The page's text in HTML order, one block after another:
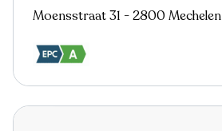
Moensstraat 31 - 2800 Mechelen